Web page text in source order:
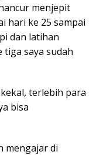
menjepit
hari ke 25 sampai
dan latihan
tiga saya sudah
terlebih para
bisa
mengajar di